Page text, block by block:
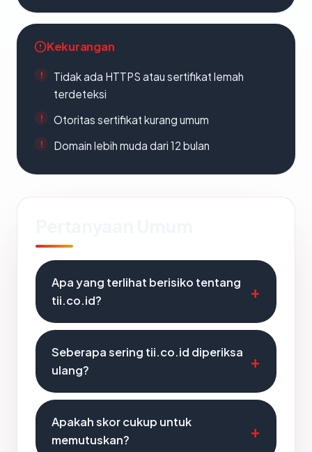
Kekurangan
Tidak ada HTTPS atau sertifikat lemah
terdeteksi
Otoritas sertifikat kurang umum
Domain lebih muda dari 12 bulan
Apa yang terlihat berisiko tentang
tii.co.id?
Seberapa sering tii.co.id diperiksa
ulang?
Apakah skor cukup untuk
memutuskan?